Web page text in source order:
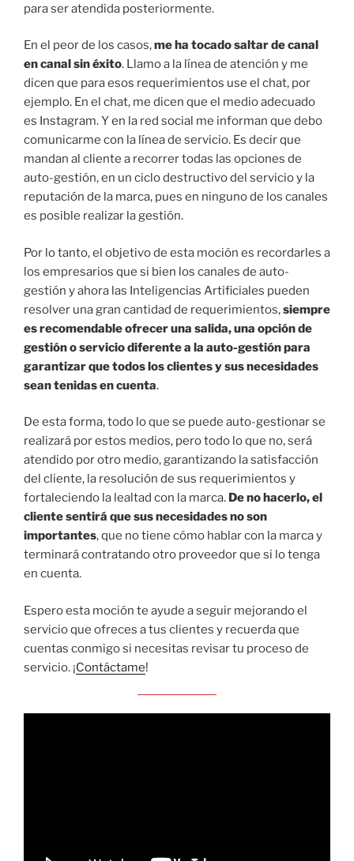
para ser atendida posteriormente.
En el peor de los casos,me ha tocado saltar de canal
en canal sin éxito. Llamo a la línea de atención y me
dicen que para esos requerimientos use el chat, por
ejemplo. En el chat, me dicen que el medio adecuado
es Instagram. Y en la red social me informan que debo
comunicarme con la línea de servicio. Es decir que
mandan al cliente a recorrer todas las opciones de
auto-gestión, en un ciclo destructivo del servicio y la
reputación de la marca, pues en ninguno de los canales
es posible realizar la gestión.
Por lo tanto, el objetivo de esta moción es recordarles a
los empresarios que si bien los canales de auto-
gestión y ahora las Inteligencias Artificiales pueden
resolver una gran cantidad de requerimientos,siempre
es recomendable ofrecer una salida, una opción de
gestión o servicio diferente a la auto-gestión para
garantizar que todos los clientes y sus necesidades
sean tenidas en cuenta.
De esta forma, todo lo que se puede auto-gestionar se
realizará por estos medios, pero todo lo que no, será
atendido por otro medio, garantizando la satisfacción
del cliente, la resolución de sus requerimientos y
fortaleciendo la lealtad con la marca. De no hacerlo, el
cliente sentirá que sus necesidades no son
importantes, que no tiene cómo hablar con la marca y
terminará contratando otro proveedor que si lo tenga
en cuenta.
Espero esta moción te ayude a seguir mejorando el
servicio que ofreces a tus clientes y recuerda que
cuentas conmigo si necesitas revisar tu proceso de
servicio. ¡Contáctame!